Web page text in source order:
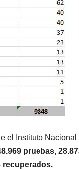
el Instituto
pruebas,
recuperados.